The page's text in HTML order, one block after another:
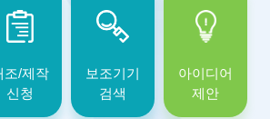
조/제작
신청
보조기기
검색
아이디어
제안